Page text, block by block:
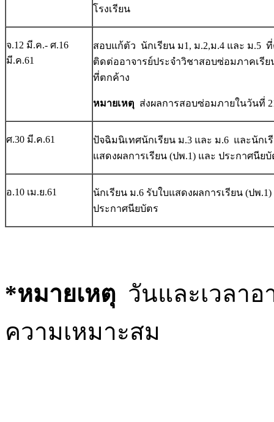
โรงเรียน
จ.12 มี.ค.- ศ.16
มี.ค.61
สอบแก้ตัว นักเรียน ม1, ม.2,ม.4 และ ม.5
ติดต่ออาจารย์ประจำวิชาสอบซ่อมภาคเรีย
ที่ตกค้าง
หมายเหตุ ส่งผลการสอบซ่อมภายในวันที่
ศ.30 มี.ค.61
ปัจฉิมนิเทศนักเรียน ม.3 และ ม.6 และนักเ
แสดงผลการเรียน (ปพ.1) และ ประกาศนีย
อ.10 เม.ย.61
นักเรียน ม.6 รับใบแสดงผลการเรียน (ปพ
ประกาศนียบัตร
*หมายเหตุ วันและเวลา
ความเหมาะสม